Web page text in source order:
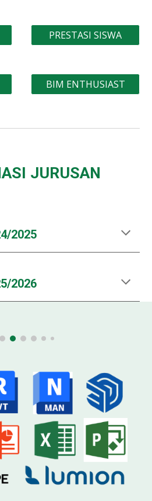
PRESTASI SISWA
BIM ENTHUSIAST
JURUSAN
2025
5/2026